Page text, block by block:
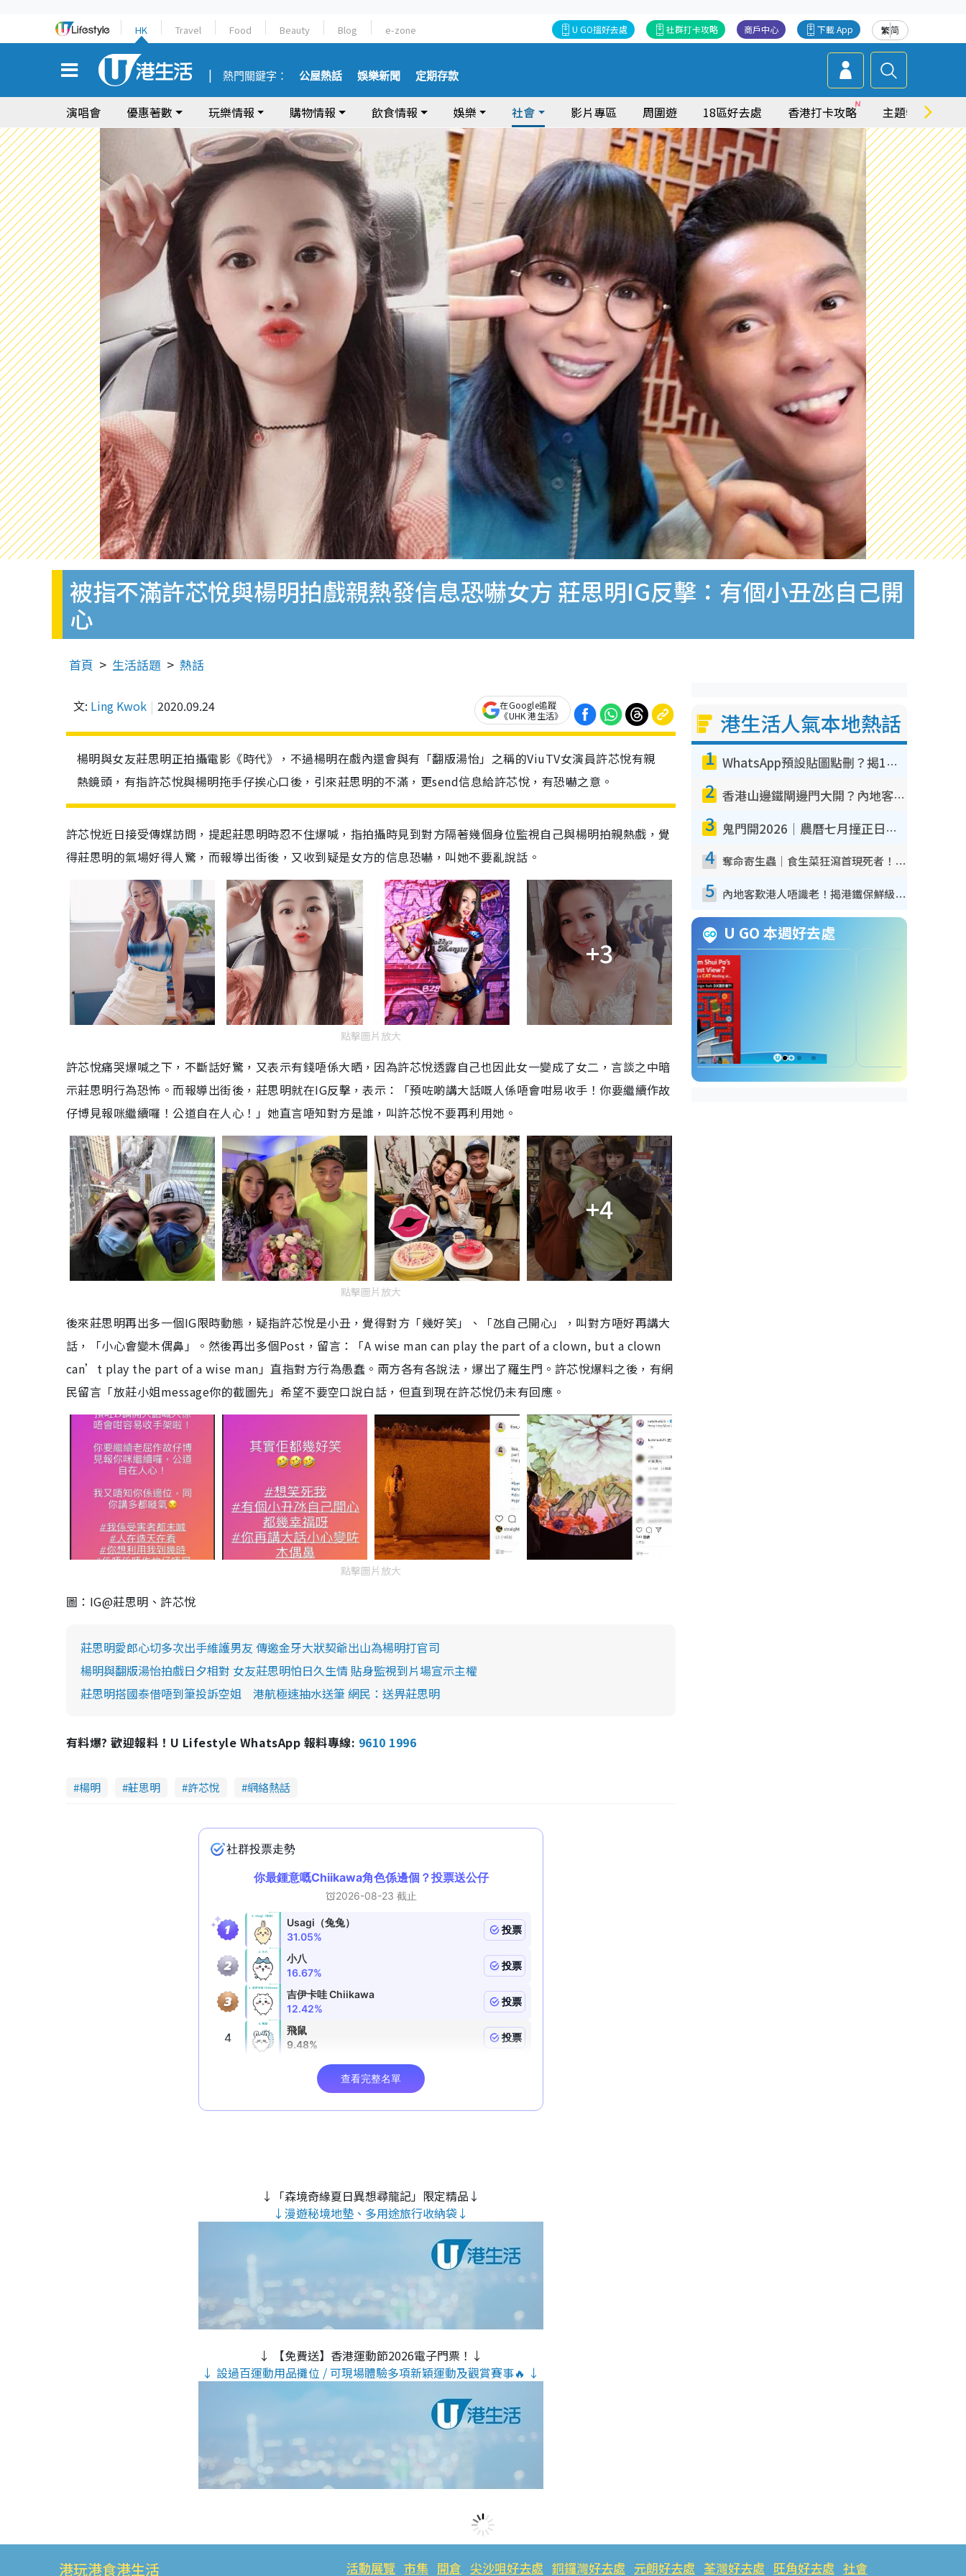
HK Travel Food Beauty Blog e-zone 繁简
下載 App
商戶中心
社群打卡攻略
U GO搵好去處
熱門關鍵字： 公屋熱話 娛樂新聞 定期存款
演唱會 優惠著數 玩樂情報 購物情報 飲食情報 娛樂 社會 影片專區 周圍遊 18區好去處 香港打卡攻略 主題特集
被指不滿許芯悅與楊明拍戲親熱發信息恐嚇女方 莊思明IG反擊：有個小丑氹自己開
心
首頁 生活話題 熱話
文: Ling Kwok 2020.09.24
在Google追蹤
《UHK 港生活》
楊明與女友莊思明正拍攝電影《時代》，不過楊明在戲內還會與有「翻版湯怡」之稱的ViuTV女演員許芯悅有親
熱鏡頭，有指許芯悅與楊明拖手仔挨心口後，引來莊思明的不滿，更send信息給許芯悅，有恐嚇之意。
許芯悅近日接受傳媒訪問，提起莊思明時忍不住爆喊，指拍攝時見到對方隔著幾個身位監視自己與楊明拍親熱戲，覺
得莊思明的氣場好得人驚，而報導出街後，又收到疑是女方的信息恐嚇，叫她不要亂說話。
+3
點擊圖片放大
許芯悅痛哭爆喊之下，不斷話好驚，又表示有錢唔係大晒，因為許芯悅透露自己也因此女一變成了女二，言談之中暗
示莊思明行為恐怖。而報導出街後，莊思明就在IG反擊，表示：「預咗啲講大話嘅人係唔會咁易收手！你要繼續作故
仔博見報咪繼續囉！公道自在人心！」她直言唔知對方是誰，叫許芯悅不要再利用她。
+4
點擊圖片放大
後來莊思明再出多一個IG限時動態，疑指許芯悅是小丑，覺得對方「幾好笑」、「氹自己開心」，叫對方唔好再講大
話，「小心會變木偶鼻」。然後再出多個Post，留言：「A wise man can play the part of a clown, but a clown
can’t play the part of a wise man」直指對方行為愚蠢。兩方各有各說法，爆出了羅生門。許芯悅爆料之後，有網
民留言「放莊小姐message你的截圖先」希望不要空口說白話，但直到現在許芯悅仍未有回應。
點擊圖片放大
圖：IG@莊思明、許芯悅
莊思明愛郎心切多次出手維護男友 傳邀金牙大狀契爺出山為楊明打官司
楊明與翻版湯怡拍戲日夕相對 女友莊思明怕日久生情 貼身監視到片場宣示主權
莊思明搭國泰借唔到筆投訴空姐 港航極速抽水送筆 網民：送畀莊思明
有料爆? 歡迎報料！U Lifestyle WhatsApp 報料專線: 9610 1996
楊明 莊思明 許芯悅 網絡熱話
↓「森境奇緣夏日異想尋龍記」限定精品↓
↓漫遊秘境地墊、多用途旅行收納袋↓
↓ 【免費送】香港運動節2026電子門票！↓
↓ 設過百運動用品攤位 / 可現場體驗多項新穎運動及觀賞賽事🔥 ↓
港生活人氣本地熱話
1 WhatsApp預設貼圖點刪？揭1招「反向操作」還原簡潔介面 附3步實測教學
2 香港山邊鐵閘邊門大開？內地客困惑意義何在！網民神回覆：呢種叫法理性防禦
3 鬼門開2026｜農曆七月撞正日全食特別邪？專家警告切忌做一事！揭4大禁忌+2招保平安
4 奪命寄生蟲｜食生菜狂瀉首現死者！疫潮惡化錄1.8萬宗病例 揭洗菜3大謬誤
5 內地客歎港人唔識老！揭港鐵保鮮級冷氣 港人求放過：咪投訴
U GO 本週好去處
港玩港食港生活 活動展覽 市集 開倉 尖沙咀好去處 銅鑼灣好去處 元朗好去處 荃灣好去處 旺角好去處 社會